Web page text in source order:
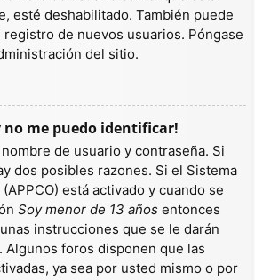
esté deshabilitado. También puede
de nuevos usuarios. Póngase
del sitio.
no me puedo identificar!
de usuario y contraseña. Si
dos posibles razones. Si el Sistema
está activado y cuando se
Soy menor de 13 años entonces
instrucciones que se le darán
Algunos foros disponen que las
ya sea por usted mismo o por